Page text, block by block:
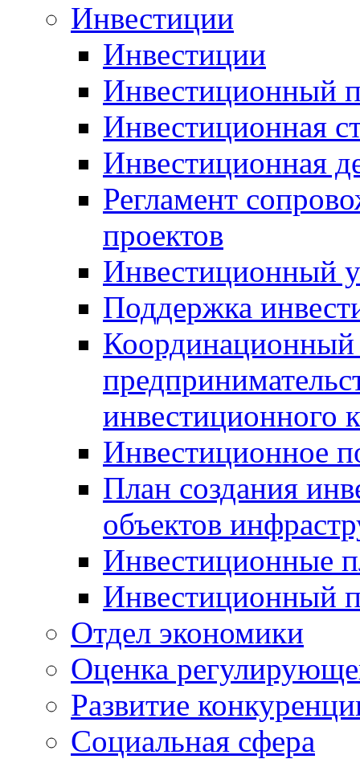
Инвестиции
Инвестиции
Инвестиционный
Инвестиционная
Инвестиционная
Регламент
проектов
Инвестиционный
Поддержка
Координационный
инвестиционного
Инвестиционное
План создания
объектов
Инвестиционные
Инвестиционный
Отдел экономики
Оценка
Развитие
Социальная сфера